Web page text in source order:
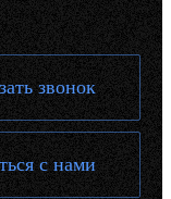
звонок
с нами